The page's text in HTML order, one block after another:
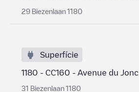
29 Biezenlaan 1180
Superfície
1180 - CC160 - Avenue du Jonc
31 Biezenlaan 1180